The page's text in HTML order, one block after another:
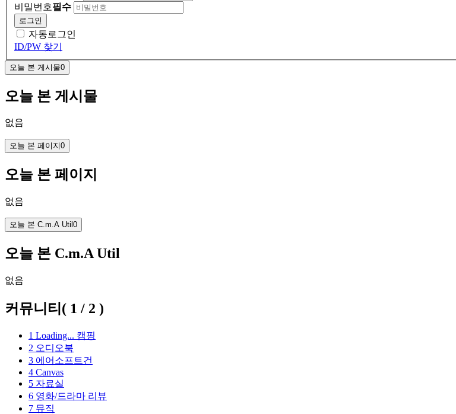
비밀번호필수
로그인
자동로그인
ID/PW 찾기
오늘 본 게시물0
오늘 본 게시물
없음
오늘 본 페이지0
오늘 본 페이지
없음
오늘 본 C.m.A Util 0
오늘 본 C.m.A Util
없음
커뮤니티 ( 1 / 2 )
1 Loading... 캠핑
2 오디오북
3 에어소프트건
4 Canvas
5 자료실
6 영화/드라마 리뷰
7 뮤직